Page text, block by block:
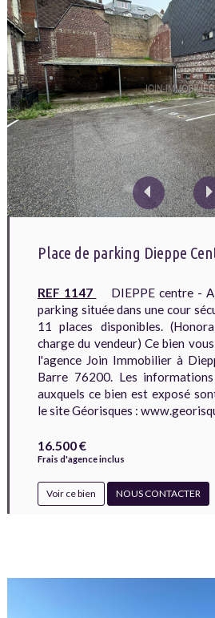
BACQUEVILLE EN CAUX
LE BOIS ROBERT
TOURVILLE SUR ARQUES
VARENGEVILLE SUR MER
LOCAUX PROFESSIONNELS
Murs commerciaux
Fonds de commerce
Locations
SERVICES
Location
Gestion de biens immobiliers
Accès au compte gestion extranet
ALERTES
CONTACTS
Mentions légales
Place de parking Dieppe
REF 1147
DIEPPE centre - A
parking située dans une cour
11 places disponibles.
charge du vendeur) Ce bien
l'agence Join Immobilier à
Barre 76200. Les
auxquels ce bien est exposé
le site Géorisques :
16.500 €
Frais d'agence inclus
Voir ce bien NOUS CONTACTER
Appartement
Maison
Terrain
Immeuble
Locaux
prof.
Nombre
pièces
Budget
Secteur